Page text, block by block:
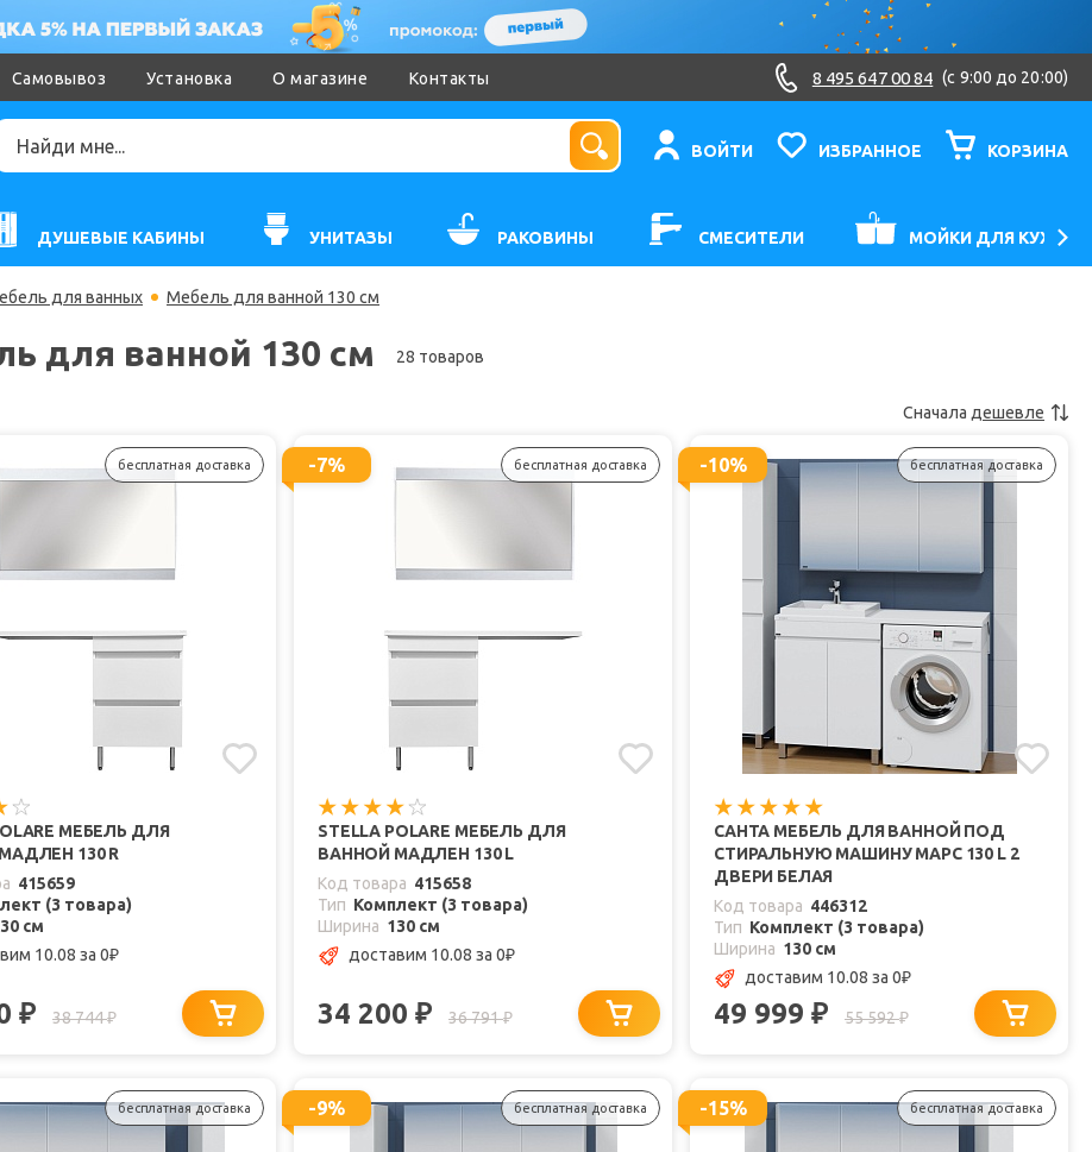
Самовывоз Установка О магазине Контакты 8 495 647 00 84 (c 9:00 до 20:00)
ВОЙТИ ИЗБРАННОЕ КОРЗИНА
ДУШЕВЫЕ КАБИНЫ УНИТАЗЫ РАКОВИНЫ СМЕСИТЕЛИ МОЙКИ ДЛЯ КУХНИ
для ванных Мебель для ванной 130 см
для ванной 130 см 28 товаров
Сначала дешевле
бесплатная доставка
МЕБЕЛЬ ДЛЯ
130 R
415659
(3 товара)
см
10.08 за 0₽
₽ 38 744₽
-7% бесплатная доставка
STELLA POLARE МЕБЕЛЬ ДЛЯ
ВАННОЙ МАДЛЕН 130 L
Код товара 415658
Тип Комплект (3 товара)
Ширина 130 см
доставим 10.08 за 0₽
34 200 ₽ 36 791₽
-10% бесплатная доставка
САНТА МЕБЕЛЬ ДЛЯ ВАННОЙ ПОД
СТИРАЛЬНУЮ МАШИНУ МАРС 130 L 2
ДВЕРИ БЕЛАЯ
Код товара 446312
Тип Комплект (3 товара)
Ширина 130 см
доставим 10.08 за 0₽
49 999 ₽ 55 592₽
бесплатная доставка -9% бесплатная доставка -15% бесплатная доставка